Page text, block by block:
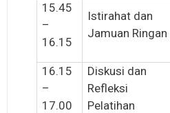
15.45
–
16.15
Istirahat dan
Jamuan Ringan
16.15
–
17.00
Diskusi dan
Refleksi
Pelatihan